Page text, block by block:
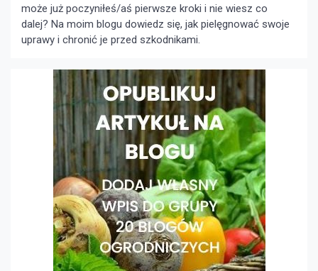
może już poczyniłeś/aś pierwsze kroki i nie wiesz co
dalej? Na moim blogu dowiedz się, jak pielęgnować swoje
uprawy i chronić je przed szkodnikami.